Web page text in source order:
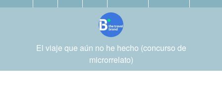
El viaje que aún no he hecho (concurso de
microrrelato)